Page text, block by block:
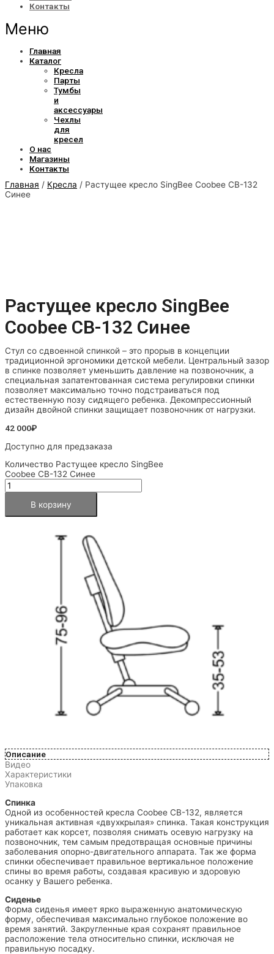
Контакты
Меню
Главная
Каталог
Кресла
Парты
Тумбы
и
аксессуары
Чехлы
для
кресел
О нас
Магазины
Контакты
Главная / Кресла / Растущее кресло SingBee Coobee CB-132
Синее
Растущее кресло SingBee
Coobee CB-132 Синее
Стул со сдвоенной спинкой – это прорыв в концепции
традиционной эргономики детской мебели. Центральный зазор
в спинке позволяет уменьшить давление на позвоночник, а
специальная запатентованная система регулировки спинки
позволяет максимально точно подстраиваться под
естественную позу сидящего ребенка. Декомпрессионный
дизайн двойной спинки защищает позвоночник от нагрузки.
42 000₽
Доступно для предзаказа
Количество Растущее кресло SingBee
Coobee CB-132 Синее
В корзину
Описание
Видео
Характеристики
Упаковка
Спинка
Одной из особенностей кресла Coobee CB-132, является
уникальная активная «двухкрылая» спинка. Такая конструкция
работает как корсет, позволяя снимать осевую нагрузку на
позвоночник, тем самым предотвращая основные причины
заболевания опорно-двигательного аппарата. Так же форма
спинки обеспечивает правильное вертикальное положение
спины во время работы, создавая красивую и здоровую
осанку у Вашего ребенка.
Сиденье
Форма сиденья имеет ярко выраженную анатомическую
форму, обеспечивая максимально глубокое положение во
время занятий. Закругленные края сохранят правильное
расположение тела относительно спинки, исключая не
правильную посадку.